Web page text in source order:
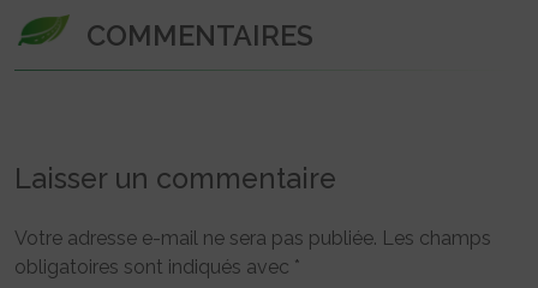
COMMENTAIRES
Laisser un commentaire
Votre adresse e-mail ne sera pas publiée. Les champs
obligatoires sont indiqués avec *